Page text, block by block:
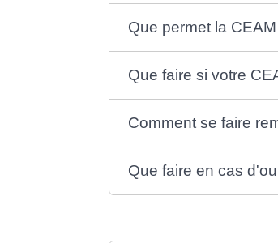
Que permet la
Que faire si votre
Comment se faire
Que faire en cas